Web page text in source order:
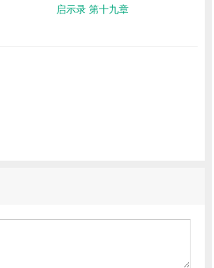
启示录 第十九章